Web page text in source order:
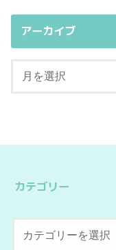
アーカイブ
カテゴリー